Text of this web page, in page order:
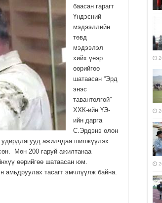
баасан гарагт
Үндэсний
мэдээллийн
төвд
мэдээлэл
хийх үеэр
өөрийгөө
шатаасан “Эрд
энэс
тавантолгой”
ХХК-ийн ҮЭ-
ийн дарга
С.Эрдэнэ олон
удирдлагууд ажилчдаа шилжүүлэх
Мөн 200 гаруй ажилтанаа
өөрийгөө шатаасан юм.
амьдруулах тасагт эмчлүүлж байна.